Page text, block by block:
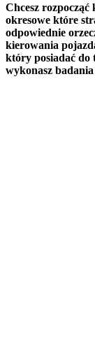
Chcesz
okresowe które
odpowiednie
kierowania
który posiadać do
wykonasz